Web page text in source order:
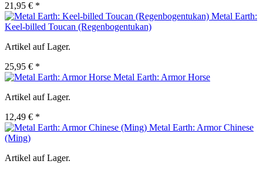
21,95 € *
Metal Earth:
Keel-billed Toucan (Regenbogentukan)
Artikel auf Lager.
25,95 € *
Metal Earth: Armor Horse
Artikel auf Lager.
12,49 € *
Metal Earth: Armor Chinese
(Ming)
Artikel auf Lager.